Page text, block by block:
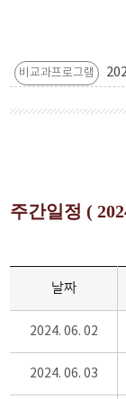
비교과프로그램
주간일정 (
날짜
2024. 06. 02
2024. 06. 03